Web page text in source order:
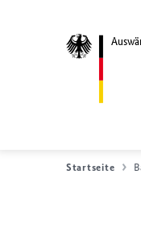
Startseite